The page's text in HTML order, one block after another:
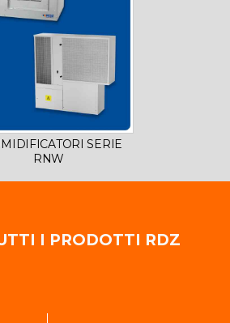
SERIE
RNW
I PRODOTTI RDZ